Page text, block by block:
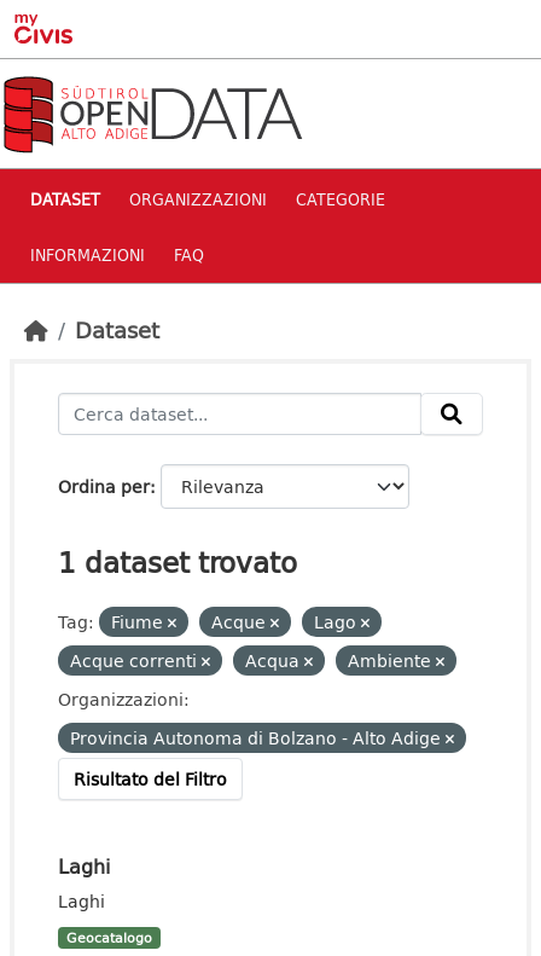
Skip to main content
DATASET ORGANIZZAZIONI CATEGORIE
INFORMAZIONI FAQ
Dataset
Ordina per
1 dataset trovato
Tag: Fiume Acque
Lago
Acque correnti
Acqua
Ambiente
Organizzazioni:
Provincia Autonoma di Bolzano - Alto Adige
Risultato del Filtro
Laghi
Laghi
Geocatalogo